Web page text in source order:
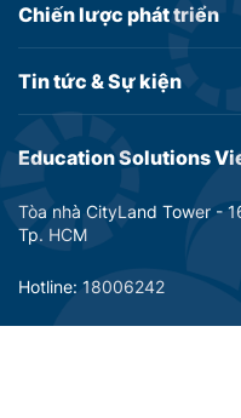
Education Solutions
Tòa nhà CityLand Tower -
Tp. HCM
Hotline: 18006242
Chiến lược phát triển
Tin tức &Sự kiện